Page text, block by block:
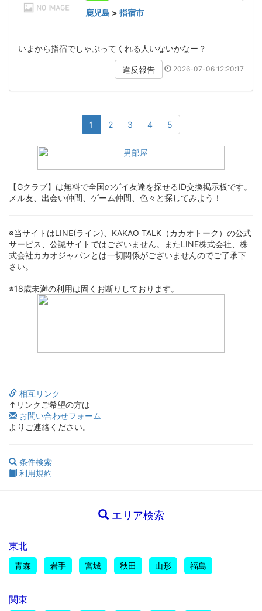
鹿児島 > 指宿市
いまから指宿でしゃぶってくれる人いないかなー？
違反報告 2026-07-06 12:20:17
1 2 3 4 5
【Gクラブ】は無料で全国のゲイ友達を探せるID交換掲示板です。
メル友、出会い仲間、ゲーム仲間、色々と探してみよう！
※当サイトはLINE(ライン)、KAKAO TALK（カカオトーク）の公式
サービス、公認サイトではございません。またLINE株式会社、株
式会社カカオジャパンとは一切関係がございませんのでご了承下
さい。
※18歳未満の利用は固くお断りしております。
相互リンク
↑リンクご希望の方は
お問い合わせフォーム
よりご連絡ください。
条件検索
利用規約
エリア検索
東北
青森 岩手 宮城 秋田 山形 福島
関東